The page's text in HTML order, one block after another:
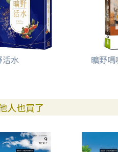
活水 曠野
人也買了